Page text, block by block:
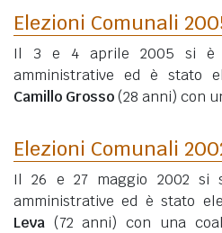
Elezioni Comunali
Il 3 e 4 aprile 2005 si è
amministrative ed è stato
Camillo Grosso(28 anni) con
Elezioni Comunali
Il 26 e 27 maggio 2002 si
amministrative ed è stato
Leva (72 anni) con una